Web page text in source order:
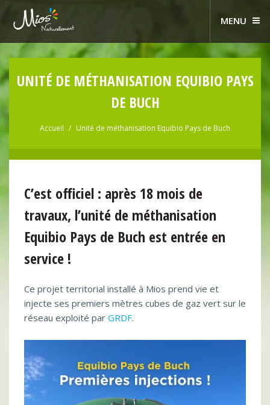
MENU
UNITÉ DE MÉTHANISATION EQUIBIO PAYS
DE BUCH
Accueil Unité de méthanisation Equibio Pays de Buch
C’est officiel : après 18 mois de
travaux, l’unité de méthanisation
Equibio Pays de Buch est entrée en
service !
Ce projet territorial installé à Mios prend vie et
injecte ses premiers mètres cubes de gaz vert sur le
réseau exploité par GRDF.